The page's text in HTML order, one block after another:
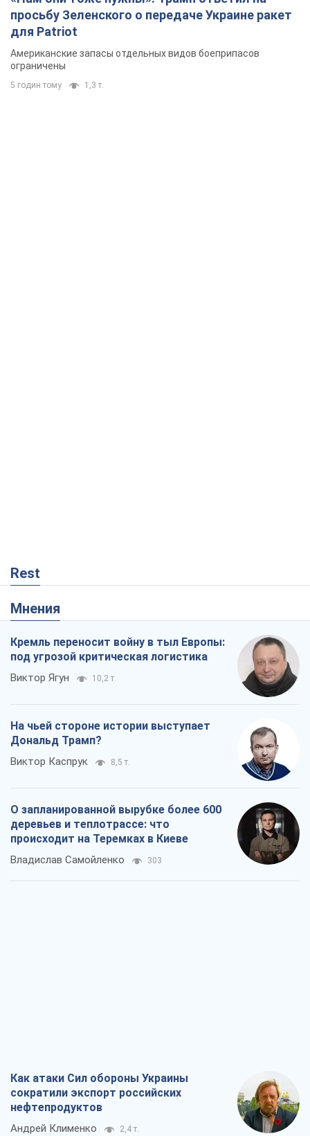
просьбу Зеленского о передаче Украине ракет
для Patriot
Американские запасы отдельных видов боеприпасов
ограничены
5 годин тому 1,3 т.
Rest
Мнения
Кремль переносит войну в тыл Европы:
под угрозой критическая логистика
Виктор Ягун 10,2 т.
На чьей стороне истории выступает
Дональд Трамп?
Виктор Каспрук 8,5 т.
О запланированной вырубке более 600
деревьев и теплотрассе: что
происходит на Теремках в Киеве
Владислав Самойленко 303
Как атаки Сил обороны Украины
сократили экспорт российских
нефтепродуктов
Андрей Клименко 2,4 т.